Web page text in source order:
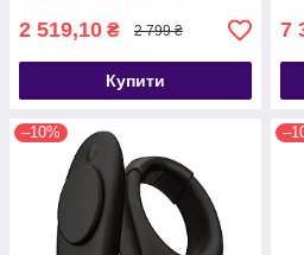
2 519,10 ₴ 2 799 ₴
Купити
7
–10%